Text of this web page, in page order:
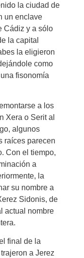
la ciudad de
un enclave
Cádiz y a sólo
la capital
la eligieron
como
fisonomía
a los
Xera o Serit al
algunos
raíces parecen
Con el tiempo,
a
la
su nombre a
Sidonis, de
actual nombre
final de la
a Jerez